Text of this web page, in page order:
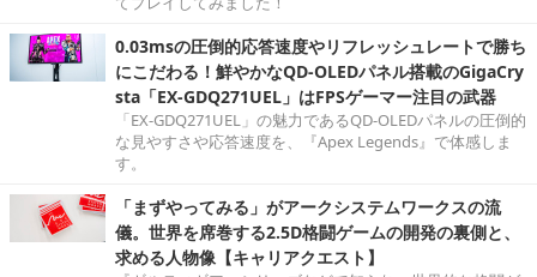
0.03msの圧倒的応答速度やリフレッシュレートで勝ち
にこだわる！鮮やかなQD-OLEDパネル搭載のGigaCry
sta「EX-GDQ271UEL」はFPSゲーマー注目の武器
「EX-GDQ271UEL」の魅力であるQD-OLEDパネルの圧倒的
な見やすさや応答速度を、『Apex Legends』で体感しま
す。
「まずやってみる」がアークシステムワークスの流
儀。世界を席巻する2.5D格闘ゲームの開発の裏側と、
求める人物像【キャリアクエスト】